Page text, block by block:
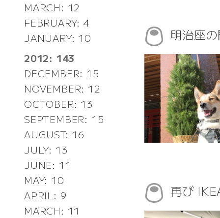
MARCH: 12
FEBRUARY: 4
JANUARY: 10
2012: 143
DECEMBER: 15
NOVEMBER: 12
OCTOBER: 13
SEPTEMBER: 15
AUGUST: 16
JULY: 13
JUNE: 11
MAY: 10
APRIL: 9
MARCH: 11
明治座
再び